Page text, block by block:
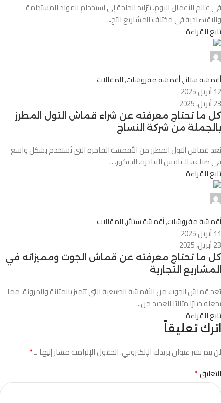
في عالم الأعمال اليوم، تتزايد الحاجة إلى استخدام المواد المستدامة
والاقتصادية في مختلف المشاريع التج...
تابع القراءة
أقمشة ستائر,أقمشة مفروشات,المقالات
12 أبريل 2025
23 أبريل، 2025
كل ما تحتاج معرفته عن شراء قماش التول المطرز
بالجملة من شركة النساج
يُعد قماش التول المطرز من الأقمشة الفاخرة التي تُستخدم بشكل واسع
في صناعة الملابس الفاخرة، الديكور، ...
تابع القراءة
أقمشة مفروشات,أقمشة ستائر,المقالات
11 أبريل 2025
23 أبريل، 2025
كل ما تحتاج معرفته عن قماش الجوت ومميزاته في
المشاريع التجارية
يُعد قماش الجوت من الأقمشة الطبيعية التي تتميز بالمتانة والمرونة، مما
يجعله خيارًا مثاليًا للعديد من...
تابع القراءة
اترك تعليقاً
لن يتم نشر عنوان بريدك الإلكتروني.الحقول الإلزامية مشار إليها بـ*
التعليق*